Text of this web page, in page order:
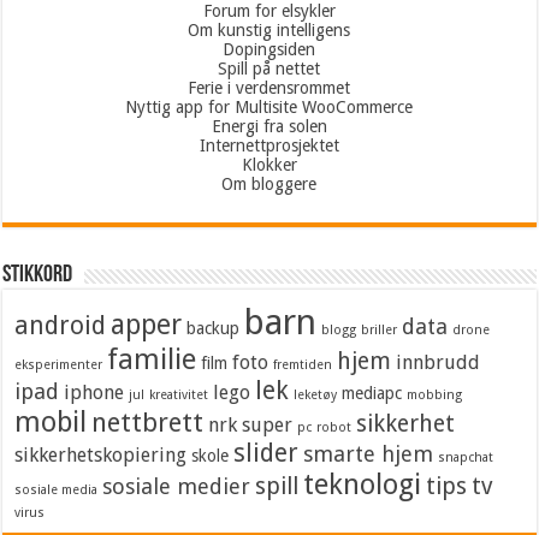
Forum for elsykler
Om kunstig intelligens
Dopingsiden
Spill på nettet
Ferie i verdensrommet
Nyttig app for Multisite WooCommerce
Energi fra solen
Internettprosjektet
Klokker
Om bloggere
Stikkord
android apper backup barn blogg briller data drone
eksperimenter familie film foto fremtiden hjem innbrudd
ipad iphone jul kreativitet lego lek leketøy mediapc mobbing
mobil nettbrett nrk super pc robot sikkerhet
sikkerhetskopiering skole slider smarte hjem snapchat
sosiale media sosiale medier spill teknologi tips tv
virus